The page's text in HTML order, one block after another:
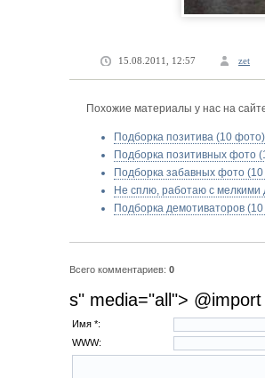
15.08.2011, 12:57 zet
Похожие материалы у нас на
Подборка позитива (10 фото)
Подборка позитивных фото
Подборка забавных фото (10
Не сплю, работаю с мелкими
Подборка демотиваторов
Всего комментариев: 0
s" media="all">
Имя *:
WWW: